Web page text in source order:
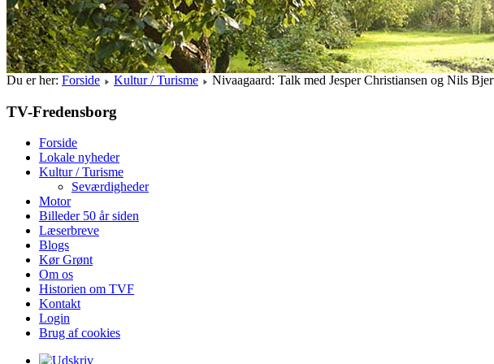
Du er her: Forside Kultur / Turisme Nivaagaard: Talk med Jesper Christiansen og Nils
TV-Fredensborg
Forside
Lokale nyheder
Kultur / Turisme
Seværdigheder
Motor
Billeder 50 år siden
Læserbreve
Blogs
Kør Grønt
Om os
Historien om TVF
Kontakt
Login
Brug af cookies